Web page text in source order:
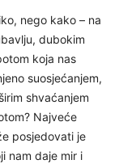
nego kako – na
dubokim
koja nas
suosjećanjem,
shvaćanjem
Najveće
posjedovati je
nam daje mir i